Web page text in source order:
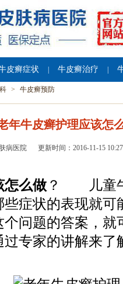
皮癣症状 牛皮癣治疗
> 牛皮癣预防
年牛皮癣护理应该怎
病医院 更新时间：2016-11-15
怎么做 ？ 儿童牛
症状的表现就可
问题的答案，就
专家的讲解来了